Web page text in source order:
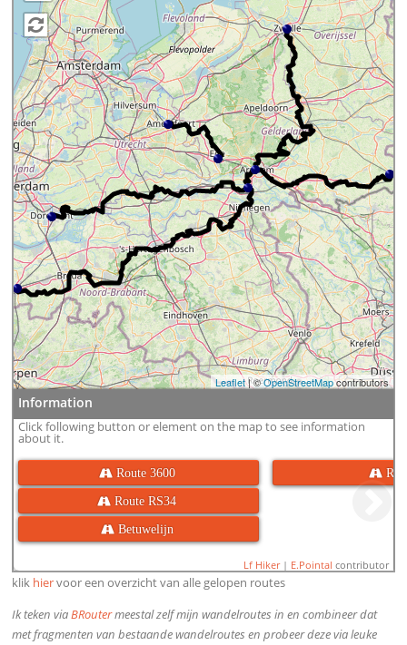
Leaflet| ©OpenStreetMapcontributors
 Route 3600
 Route RS34
 Betuwelijn

Information
Click following button or element on the map to see information
about it.
Lf Hiker| E.Pointal contributor
klik hiervoor een overzicht van alle gelopen routes
Ik teken viaBRoutermeestal zelf mijn wandelroutes in en combineer dat
met fragmenten van bestaande wandelroutes en probeer deze via leuke